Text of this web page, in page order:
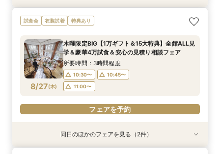
8/26(水)
【緑に囲まれたガーデン挙式希望のお二人へ】2
名～80名までOK
10:30〜
10:40〜
11:00〜
フェアを予約
8/26(水)
【初めての見学もオススメ】全館見学＆見積もり
相談＆絶品試食付
10:30〜
10:45〜
11:00〜
11:15〜
フェアを予約
試食会 衣装試着 特典あり
8/27(木)
木曜限定BIG【1万ギフト＆15大特典】全館ALL見
学＆豪華4万試食＆安心の見積り相談フェア
所要時間：3時間程度
10:30〜
10:45〜
11:00〜
フェアを予約
衣装試着 特典あり
衣装試着 特典あり
同日のほかのフェアを見る（2件）